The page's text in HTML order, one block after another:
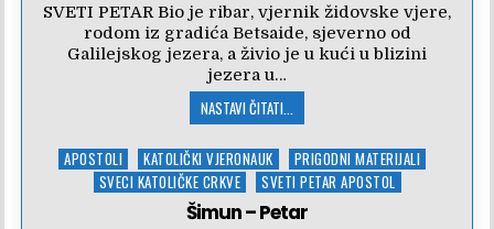
SVETI PETAR Bio je ribar, vjernik židovske vjere,
rodom iz gradića Betsaide, sjeverno od
Galilejskog jezera, a živio je u kući u blizini
jezera u…
NASTAVI ČITATI...
Posted
APOSTOLI KATOLIČKI VJERONAUK
PRIGODNI MATERIJALI
SVECI KATOLIČKE CRKVE
SVETI PETAR APOSTOL
Šimun – Petar